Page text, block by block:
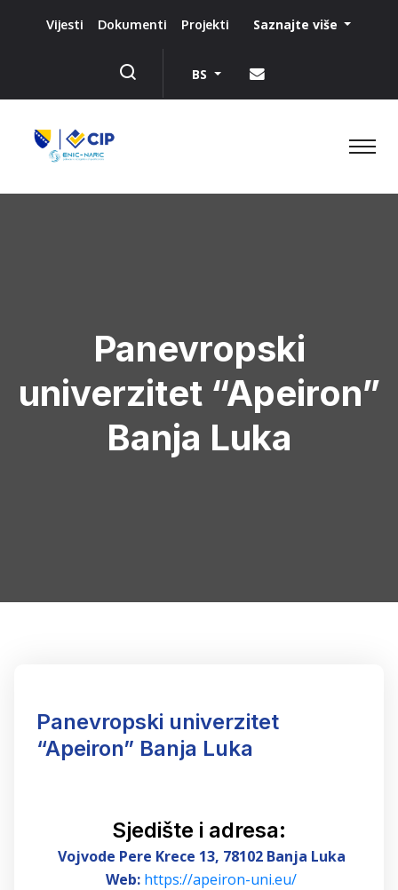
Vijesti Dokumenti Projekti Saznajte više
BS
Panevropski
univerzitet “Apeiron”
Banja Luka
Panevropski univerzitet
“Apeiron” Banja Luka
Sjedište i adresa:
Vojvode Pere Krece 13, 78102 Banja Luka
Web: https://apeiron-uni.eu/